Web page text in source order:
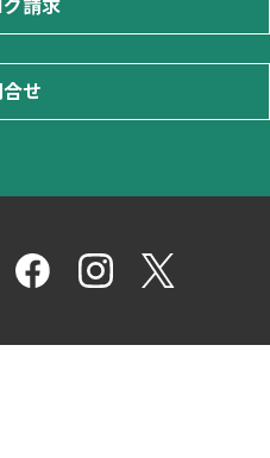
請求
せ